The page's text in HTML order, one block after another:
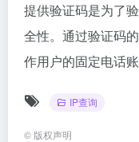
提供验证码是为了
全性。通过验证码
作用户的固定电话账
IP查询
© 版权声明